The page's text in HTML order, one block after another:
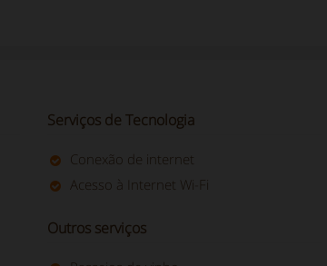
Serviços de Tecnologia
Conexão de internet
Acesso à Internet Wi-Fi
Outros serviços